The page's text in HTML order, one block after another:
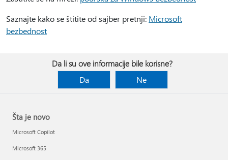
Saznajte kako se štitite od sajber pretnji: Microsoft
bezbednost
Da li su ove informacije bile korisne?
Da
Ne
Šta je novo
Microsoft Copilot
Microsoft 365